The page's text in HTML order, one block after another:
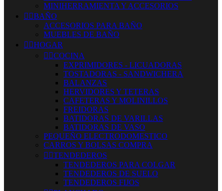
MINIHERRAMIENTA Y ACCESORIOS
 BAÑO
ACCESORIOS PARA BAÑO
MUEBLES DE BAÑO
 HOGAR
 COCINA
EXPRIMIDORES - LICUADORAS
TOSTADORAS - SANDWICHERA
BALANZAS
HERVIDORES Y TETERAS
CAFETERAS Y MOLINILLOS
FREIDORAS
BATIDORAS DE VARILLAS
BATIDORAS DE VASO
PEQUEÑO ELECTRODOMESTICO
CARROS Y BOLSAS COMPRA
 TENDEDEROS
TENDEDEROS PARA COLGAR
TENDEDEROS DE SUELO
TENDEDEROS FIJOS